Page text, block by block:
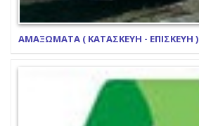
ΑΜΑΞΩΜΑΤΑ ( ΚΑΤΑΣΚΕΥΗ - ΕΠΙΣΚΕΥΗ )